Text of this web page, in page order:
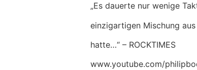
„Es dauerte nur wenige
einzigartigen Mischung
hatte…“ – ROCKTIMES
www.youtube.com/